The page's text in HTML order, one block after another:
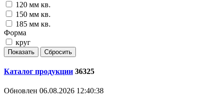
120 мм кв.
150 мм кв.
185 мм кв.
Форма
круг
Каталог продукции 36325
Обновлен 06.08.2026 12:40:38